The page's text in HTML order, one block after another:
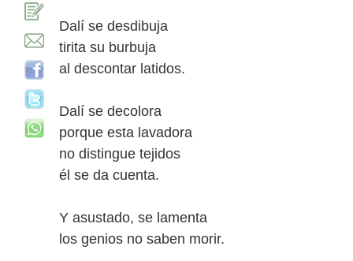
Dalí se desdibuja
tirita su burbuja
al descontar latidos.
Dalí se decolora
porque esta lavadora
no distingue tejidos
él se da cuenta.
Y asustado, se lamenta
los genios no saben morir.